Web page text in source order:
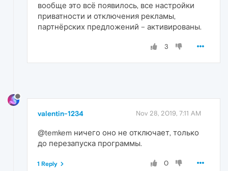
вообще это всё появилось, все настройки
приватности и отключения рекламы,
партнёрских предложений – активированы.
3
valentin-1234 Nov 28, 2019, 7:11 AM
@temkem ничего оно не отключает, только
до перезапуска программы.
0
1 Reply